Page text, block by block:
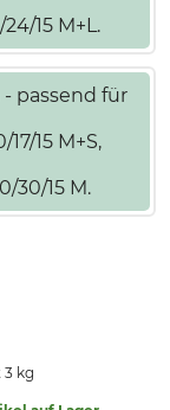
15 M+L.
passend für
15 M+S,
30/15 M.
3 kg